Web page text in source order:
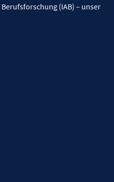
(IAB) – unser